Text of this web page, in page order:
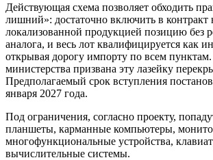
Действующая схема позволяет обходить
лишний»: достаточно включить в контракт
локализованной продукцией позицию без
аналога, и весь лот квалифицируется как
открывая дорогу импорту по всем
министерства призвана эту лазейку
Предполагаемый срок вступления
января 2027 года.
Под ограничения, согласно проекту,
планшеты, карманные компьютеры,
многофункциональные устройства,
вычислительные системы.